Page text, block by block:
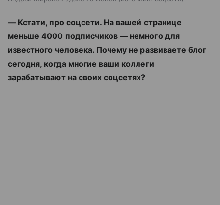
— Кстати, про соцсети. На вашей странице
меньше 4000 подписчиков — немного для
известного человека. Почему не развиваете блог
сегодня, когда многие ваши коллеги
зарабатывают на своих соцсетях?